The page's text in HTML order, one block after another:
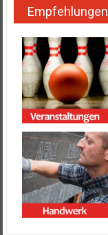
Empfehlungen